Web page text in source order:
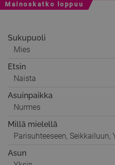
Mainoskatko loppuu
Sukupuoli
Mies
Etsin
Naista
Asuinpaikka
Nurmes
Millä mielellä
Parisuhteeseen,
Asun